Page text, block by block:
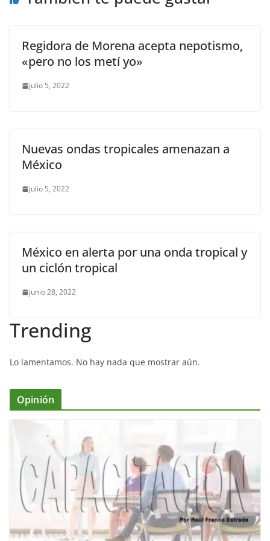
Regidora de Morena acepta nepotismo,
«pero no los metí yo»
julio 5, 2022
Nuevas ondas tropicales amenazan a
México
julio 5, 2022
México en alerta por una onda tropical y
un ciclón tropical
junio 28, 2022
Trending
Lo lamentamos. No hay nada que mostrar aún.
Opinión